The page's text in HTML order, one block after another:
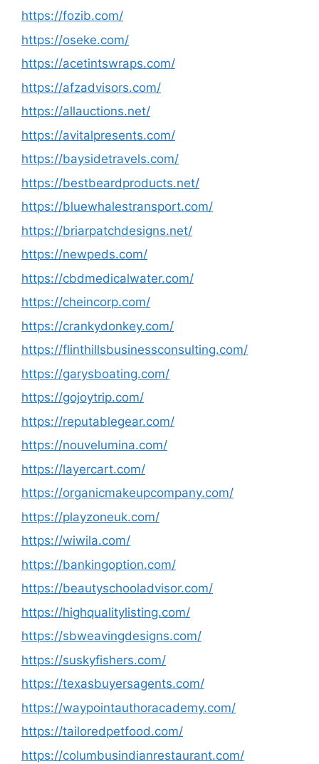
https://fozib.com/
https://oseke.com/
https://acetintswraps.com/
https://afzadvisors.com/
https://allauctions.net/
https://avitalpresents.com/
https://baysidetravels.com/
https://bestbeardproducts.net/
https://bluewhalestransport.com/
https://briarpatchdesigns.net/
https://newpeds.com/
https://cbdmedicalwater.com/
https://cheincorp.com/
https://crankydonkey.com/
https://flinthillsbusinessconsulting.com/
https://garysboating.com/
https://gojoytrip.com/
https://reputablegear.com/
https://nouvelumina.com/
https://layercart.com/
https://organicmakeupcompany.com/
https://playzoneuk.com/
https://wiwila.com/
https://bankingoption.com/
https://beautyschooladvisor.com/
https://highqualitylisting.com/
https://sbweavingdesigns.com/
https://suskyfishers.com/
https://texasbuyersagents.com/
https://waypointauthoracademy.com/
https://tailoredpetfood.com/
https://columbusindianrestaurant.com/